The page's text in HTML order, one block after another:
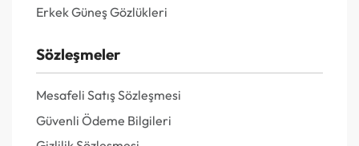
Erkek Güneş Gözlükleri
Sözleşmeler
Mesafeli Satış Sözleşmesi
Güvenli Ödeme Bilgileri